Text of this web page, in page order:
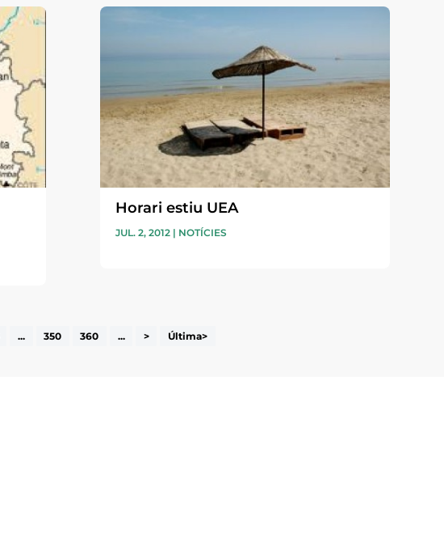
Horari estiu UEA
JUL. 2, 2012| NOTÍCIES
... 350 360 ... > Última>